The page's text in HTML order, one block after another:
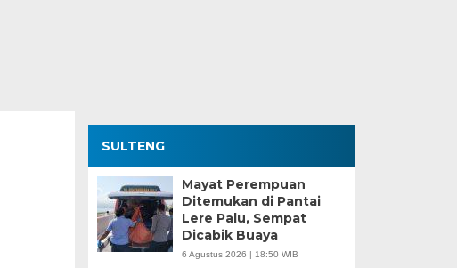
SULTENG
Mayat Perempuan
Ditemukan di Pantai
Lere Palu, Sempat
Dicabik Buaya
6 Agustus 2026 | 18:50 WIB